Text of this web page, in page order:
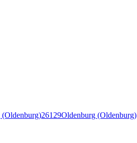
26129Oldenburg (Oldenburg)